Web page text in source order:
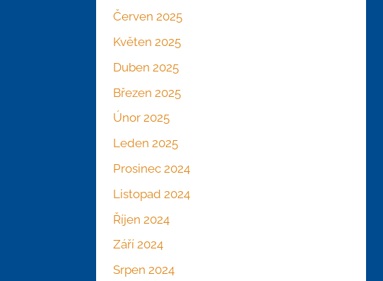
Červen 2025
Květen 2025
Duben 2025
Březen 2025
Únor 2025
Leden 2025
Prosinec 2024
Listopad 2024
Říjen 2024
Září 2024
Srpen 2024